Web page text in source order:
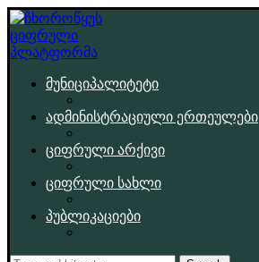
მუნიციპალიტეტი
ადმინისტრაციული ერთეულები
ციფრული არქივი
ციფრული სახლი
პუბლიკაციები